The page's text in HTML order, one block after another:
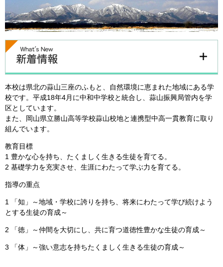
本校は県北の蒜山三座のふもと、自然環境に恵まれた地域にある学
校です。平成18年4月に中和中学校と統合し、蒜山振興局管内を学
区としています。
また、岡山県立勝山高等学校蒜山校地と連携型中高一貫教育に取り
組んでいます。
教育目標
1 豊かな心を持ち、たくましく生きる生徒を育てる。
2 基礎学力を充実させ、生涯にわたって学ぶ力を育てる。
指導の重点
1 「知」～地域・学校に誇りを持ち、将来にわたって学び続けよう
とする生徒の育成～
2 「徳」～仲間を大切にし、共に育つ道徳性豊かな生徒の育成～
3 「体」～強い意志を持ちたくましく生きる生徒の育成～